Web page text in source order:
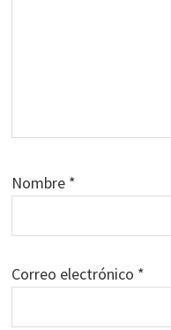
Nombre *
Correo electrónico *